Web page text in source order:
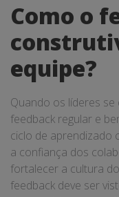
Como o
equipe?
Quando os líderes
feedback regular e
ciclo de aprendizado
a confiança dos
fortalecer a cultura
feedback deve ser